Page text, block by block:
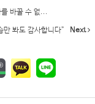
바꿀 수 없...
만 봐도 감사합니다” Next